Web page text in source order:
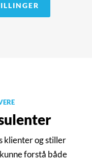
klienter og stiller
forstå både